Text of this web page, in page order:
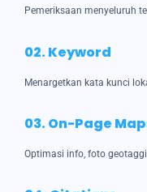
Pemeriksaan menyeluruh
02. Keyword
Menargetkan kata kunci
03. On-Page
Optimasi info, foto